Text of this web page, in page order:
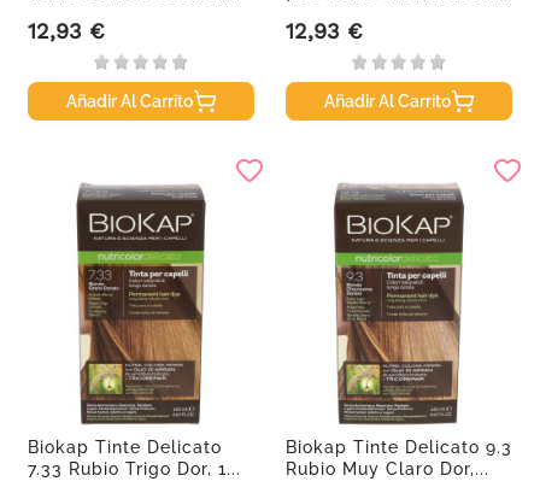
Precio
12,93 €
Añadir Al Carrito
Precio
12,93 €
Añadir Al Carrito
Biokap Tinte Delicato
7.33 Rubio Trigo Dor, 1...
Biokap Tinte Delicato 9.3
Rubio Muy Claro Dor,...